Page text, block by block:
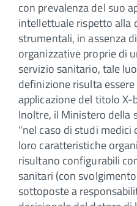
con prevalenza del suo
intellettuale rispetto alla
strumentali, in assenza
organizzative proprie di
servizio sanitario, tale
definizione risulta
applicazione del titolo X-
Inoltre, il Ministero della
“nel caso di studi
loro caratteristiche
risultano configurabili
sanitari (con
sottoposte a